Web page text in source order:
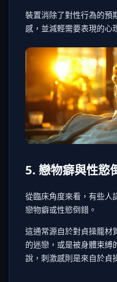
裝置消除了對性行為的預
感，並減輕需要表現的心
5. 戀物癖與性慾
從臨床角度來看，有些人
戀物癖或性慾倒錯。
這通常源自於對貞操籠材
的迷戀，或是被身體束縛
說，刺激感則是來自於貞